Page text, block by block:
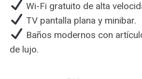
Wi-Fi gratuito de alta
TV pantalla plana y minibar.
Baños modernos con
de lujo.